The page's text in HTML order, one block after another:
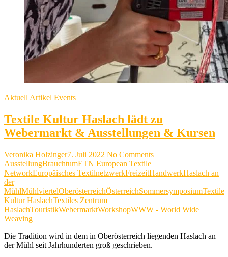
Aktuell Artikel Events
Textile Kultur Haslach lädt zu
Webermarkt & Ausstellungen & Kursen
Veronika Holzinger7. Juli 2022 No Comments
AusstellungBrauchtumETN European Textile
NetworkEuropäisches TextilnetzwerkFreizeitHandwerkHaslach an
der
MühlMühlviertelOberösterreichÖsterreichSommersymposiumTextile
Kultur HaslachTextiles Zentrum
HaslachTouristikWebermarktWorkshopWWW - World Wide
Weaving
Die Tradition wird in dem in Oberösterreich liegenden Haslach an
der Mühl seit Jahrhunderten groß geschrieben.